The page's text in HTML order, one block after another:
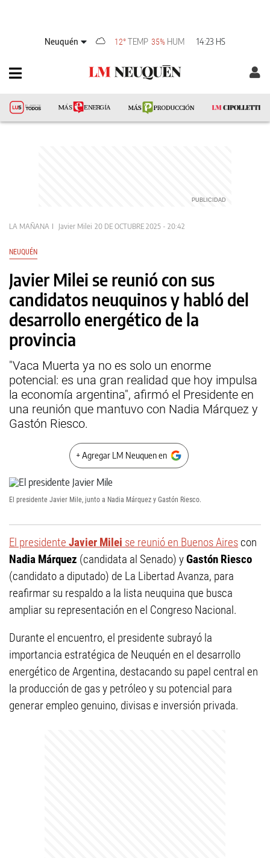
Neuquén 12°TEMP 35% HUM 14:23 HS
LA MAÑANA Javier Milei 20 DE OCTUBRE 2025 - 20:42
NEUQUÉN
Javier Milei se reunió con sus
candidatos neuquinos y habló del
desarrollo energético de la
provincia
"Vaca Muerta ya no es solo un enorme
potencial: es una gran realidad que hoy impulsa
la economía argentina", afirmó el Presidente en
una reunión que mantuvo con Nadia Márquez y
Gastón Riesco.
+ Agregar LM Neuquen en
El presidente Javier Mile, junto a Nadia Márquez y Gastón Riesco.
El presidente Javier Milei se reunió en Buenos Aires con
Nadia Márquez (candidata al Senado) yGastón Riesco
(candidato a diputado) de La Libertad Avanza, para
reafirmar su respaldo a la lista neuquina que busca
ampliar su representación en el Congreso Nacional.
Durante el encuentro, el presidente subrayó la
importancia estratégica de Neuquén en el desarrollo
energético de Argentina, destacando su papel central en
la producción de gas y petróleo y su potencial para
generar empleo genuino, divisas e inversión privada.